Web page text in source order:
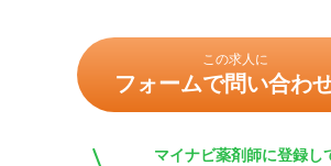
この求人に
フォームで問い合わ
マイナビ薬剤師に登録し